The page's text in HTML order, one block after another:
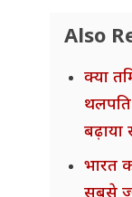
Also
क्या
थलपति
भारत